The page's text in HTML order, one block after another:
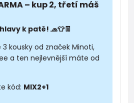
– kup 2, třetí máš
k patě! 🧢👕👖
kousky od značek Minoti,
a ten nejlevnější máte od
kód: MIX2+1